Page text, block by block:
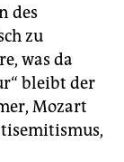
des
zu
was da
bleibt der
Mozart